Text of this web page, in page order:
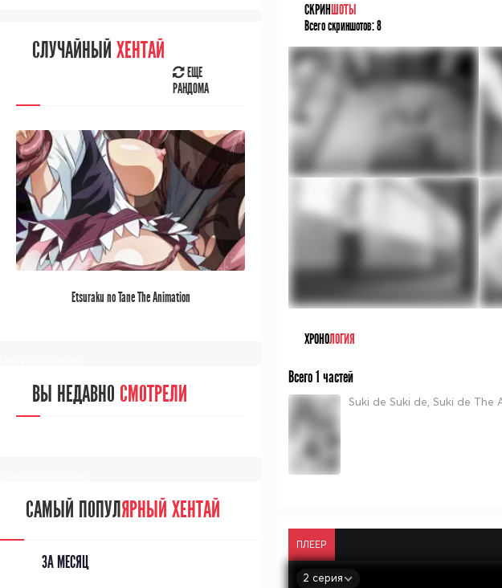
СКРИНШОТЫ
Всего скриншотов:8
ХРОНОЛОГИЯ
Всего 1 частей
Suki de Suki de, Suki de The
ПЛЕЕР
2 серия
СЛУЧАЙНОЕ АНИМЕ
РАНДОМА
ВЫ НЕДАВНО СМОТРЕЛИ
[/senpainoticeme]
САМЫЙ ПОПУЛЯРНЫЙ АНИМЕ
СЛУЧАЙНЫЙ ХЕНТАЙ
ЕЩЕ
РАНДОМА
Etsuraku no Tane The Animation
ВЫ НЕДАВНО СМОТРЕЛИ
САМЫЙ ПОПУЛЯРНЫЙ ХЕНТАЙ
ЗА МЕСЯЦ